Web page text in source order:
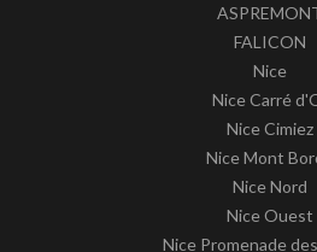
FALICON
Nice
Nice Carré
Nice Cimiez
Nice Mont
Nice Nord
Nice Ouest
Nice Promenade